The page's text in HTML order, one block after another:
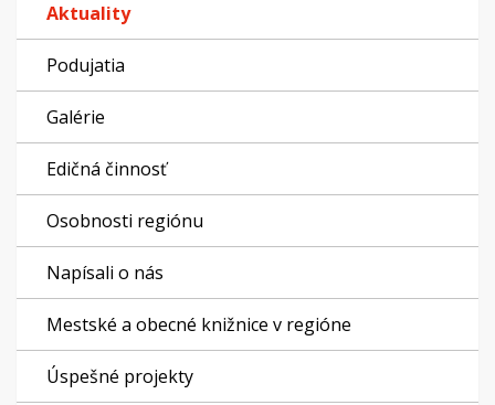
Aktuality
Podujatia
Galérie
Edičná činnosť
Osobnosti regiónu
Napísali o nás
Mestské a obecné knižnice v regióne
Úspešné projekty